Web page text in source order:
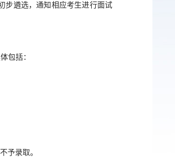
步遴选，通知相应考生进行面试
包括：
予录取。